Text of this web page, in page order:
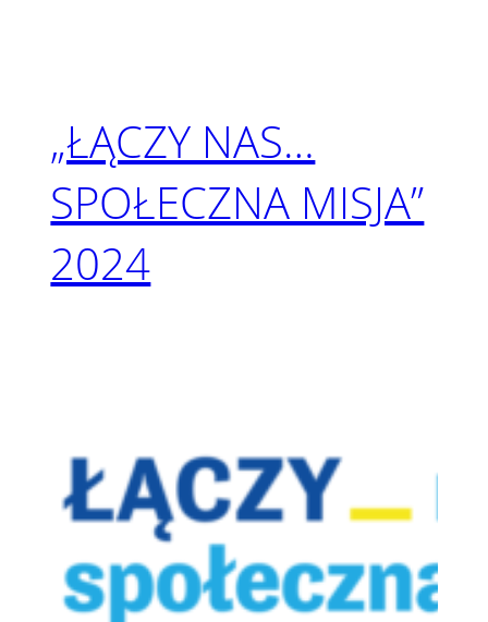
„ŁĄCZY NAS…
SPOŁECZNA MISJA”
2024